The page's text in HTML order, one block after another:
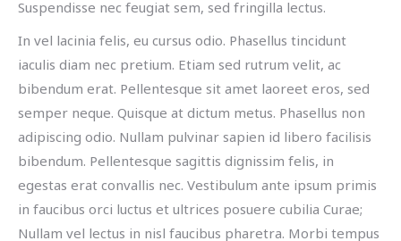
Suspendisse nec feugiat sem, sed fringilla lectus.
In vel lacinia felis, eu cursus odio. Phasellus tincidunt
iaculis diam nec pretium. Etiam sed rutrum velit, ac
bibendum erat. Pellentesque sit amet laoreet eros, sed
semper neque. Quisque at dictum metus. Phasellus non
adipiscing odio. Nullam pulvinar sapien id libero facilisis
bibendum. Pellentesque sagittis dignissim felis, in
egestas erat convallis nec. Vestibulum ante ipsum primis
in faucibus orci luctus et ultrices posuere cubilia Curae;
Nullam vel lectus in nisl faucibus pharetra. Morbi tempus